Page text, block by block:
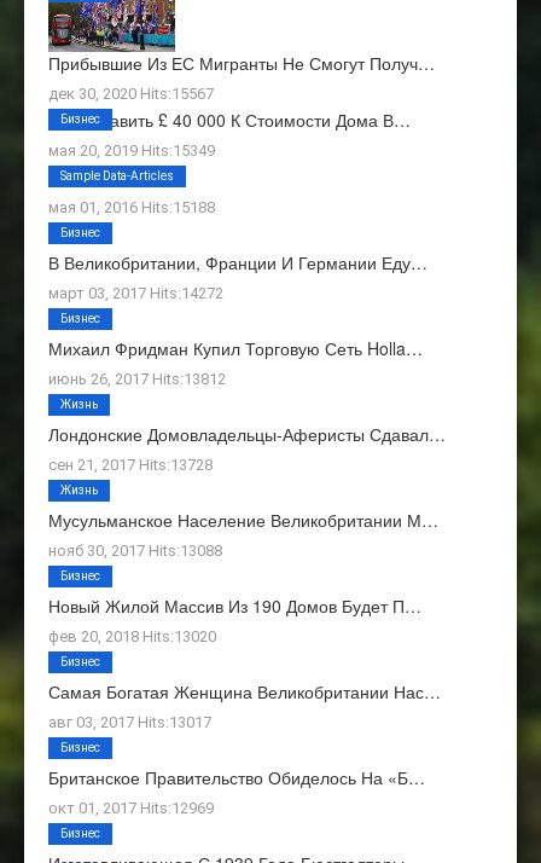
Прибывшие Из ЕС Мигранты Не Смогут Получ…
дек 30, 2020 Hits:15567
Как Добавить £ 40 000 К Стоимости Дома В…
мая 20, 2019 Hits:15349
Бизнес
О Нас
мая 01, 2016 Hits:15188
Sample Data-Articles
В Великобритании, Франции И Германии Еду…
март 03, 2017 Hits:14272
Бизнес
Михаил Фридман Купил Торговую Сеть Holla…
июнь 26, 2017 Hits:13812
Бизнес
Лондонские Домовладельцы-Аферисты Сдавал…
сен 21, 2017 Hits:13728
Жизнь
Мусульманское Население Великобритании М…
нояб 30, 2017 Hits:13088
Жизнь
Новый Жилой Массив Из 190 Домов Будет П…
фев 20, 2018 Hits:13020
Бизнес
Самая Богатая Женщина Великобритании Нас…
авг 03, 2017 Hits:13017
Бизнес
Британское Правительство Обиделось На «Б…
окт 01, 2017 Hits:12969
Бизнес
Бизнес